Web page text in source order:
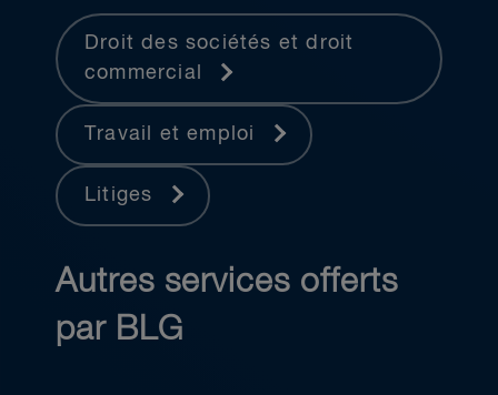
Droit des sociétés et droit
commercial
Travail et emploi
Litiges
Autres services offerts
par BLG